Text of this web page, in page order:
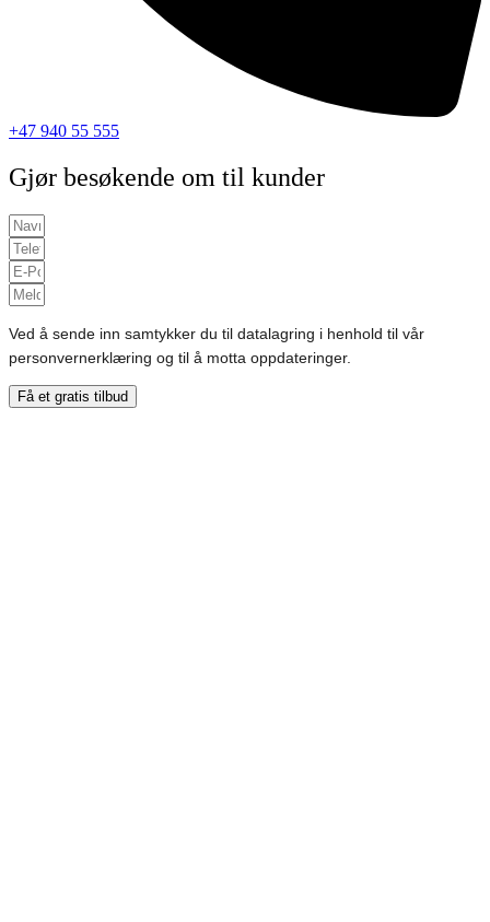
+47 940 55 555
Gjør besøkende om til kunder
Ved å sende inn samtykker du til datalagring i henhold til vår
personvernerklæring og til å motta oppdateringer.
Få et gratis tilbud